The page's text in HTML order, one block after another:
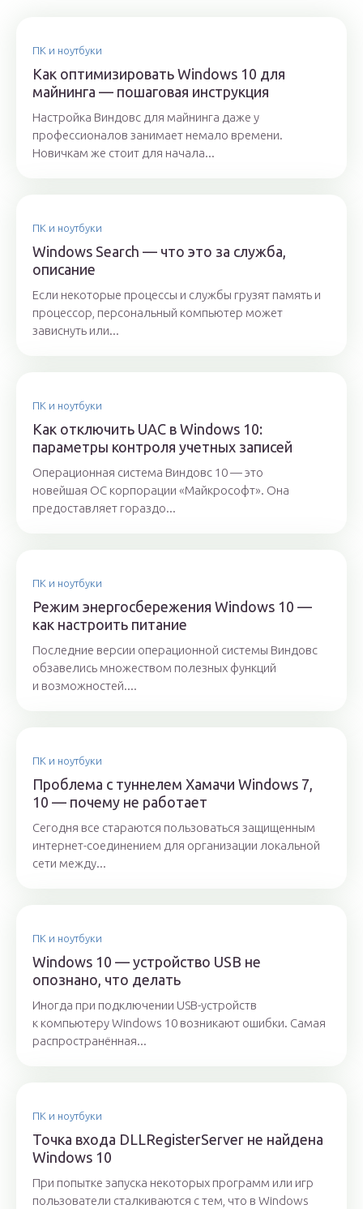
ПК и ноутбуки
Как оптимизировать Windows 10 для
майнинга — пошаговая инструкция
Настройка Виндовс для майнинга даже у
профессионалов занимает немало времени.
Новичкам же стоит для начала...
ПК и ноутбуки
Windows Search — что это за служба,
описание
Если некоторые процессы и службы грузят память и
процессор, персональный компьютер может
зависнуть или...
ПК и ноутбуки
Как отключить UAC в Windows 10:
параметры контроля учетных записей
Операционная система Виндовс 10 — это
новейшая ОС корпорации «Майкрософт». Она
предоставляет гораздо...
ПК и ноутбуки
Режим энергосбережения Windows 10 —
как настроить питание
Последние версии операционной системы Виндовс
обзавелись множеством полезных функций
и возможностей....
ПК и ноутбуки
Проблема с туннелем Хамачи Windows 7,
10 — почему не работает
Сегодня все стараются пользоваться защищенным
интернет-соединением для организации локальной
сети между...
ПК и ноутбуки
Windows 10 — устройство USB не
опознано, что делать
Иногда при подключении USB-устройств
к компьютеру Windows 10 возникают ошибки. Самая
распространённая...
ПК и ноутбуки
Точка входа DLLRegisterServer не найдена
Windows 10
При попытке запуска некоторых программ или игр
пользователи сталкиваются с тем, что в Windows